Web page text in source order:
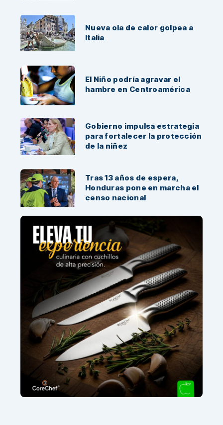
Nueva ola de calor golpea a
Italia
El Niño podría agravar el
hambre en Centroamérica
Gobierno impulsa estrategia
para fortalecer la protección
de la niñez
Tras 13 años de espera,
Honduras pone en marcha el
censo nacional